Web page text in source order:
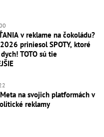
v reklame na čokoládu?
priniesol SPOTY, ktoré
TOTO sú tie
na svojich platformách v
reklamy